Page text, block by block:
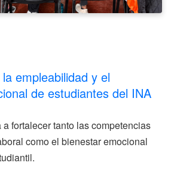
empleabilidad y el
de estudiantes del INA
fortalecer tanto las competencias
como el bienestar emocional